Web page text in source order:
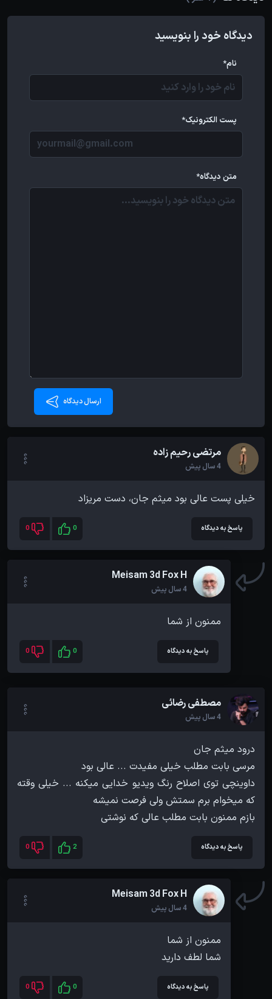
دیدگاه خود را بنویسید
نام*
پست الکترونیک*
متن دیدگاه*
ارسال دیدگاه
مرتضی رحیم زاده
4 سال پیش
خیلی پست عالی بود میثم جان، دست مریزاد
پاسخ به دیدگاه 0
0
Meisam 3d Fox H
4 سال پیش
ممنون از شما
پاسخ به دیدگاه 0
0
مصطفی رضائی
4 سال پیش
داوینچی توی اصلاح رنگ ویدیو خدایی میکنه ... خیلی وقته
بازم ممنون بابت مطلب عالی که نوشتی
پاسخ به دیدگاه 2
0
Meisam 3d Fox H
4 سال پیش
شما لطف دارید
پاسخ به دیدگاه 0
0